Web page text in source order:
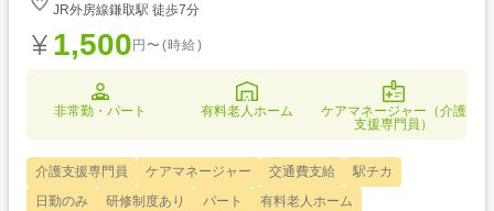
JR外房線鎌取駅 徒歩7分
1,500 円〜(時給)
非常勤・パート 有料老人ホーム
ケアマネージャー（介護
支援専門員）
介護支援専門員 ケアマネージャー 交通費支給
駅チカ
日勤のみ
研修制度あり パート 有料老人ホーム